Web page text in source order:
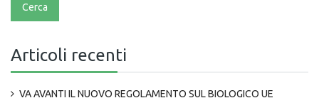
Articoli recenti
VA AVANTI IL NUOVO REGOLAMENTO SUL BIOLOGICO UE